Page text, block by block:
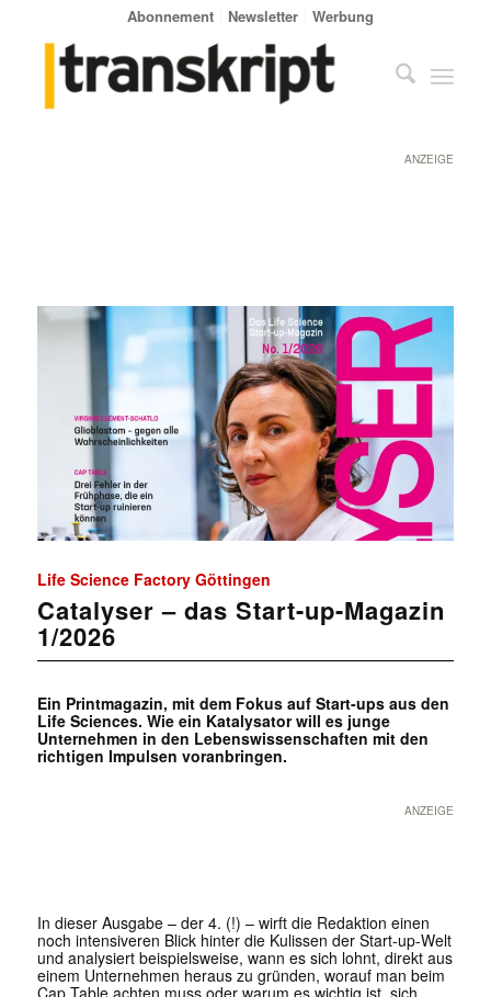
Abonnement Newsletter Werbung
ANZEIGE
Life Science Factory Göttingen
Catalyser – das Start-up-Magazin
1/2026
Ein Printmagazin, mit dem Fokus auf Start-ups aus den
Life Sciences. Wie ein Katalysator will es junge
Unternehmen in den Lebenswissenschaften mit den
richtigen Impulsen voranbringen.
ANZEIGE
In dieser Ausgabe – der 4. (!) – wirft die Redaktion einen
noch intensiveren Blick hinter die Kulissen der Start-up-Welt
und analysiert beispielsweise, wann es sich lohnt, direkt aus
einem Unternehmen heraus zu gründen, worauf man beim